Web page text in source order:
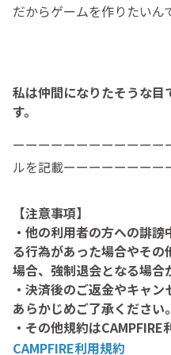
だからゲームを作りたいん
私は仲間になりたそうな
す。
ーーーーーーーーーーー
ルを記載ーーーーーーーー
【注意事項】
・他の利用者の方への誹
る行為があった場合やそ
場合、強制退会となる場合
・決済後のご返金やキャン
あらかじめご了承ください。
・その他規約はCAMPFIRE
CAMPFIRE利用規約